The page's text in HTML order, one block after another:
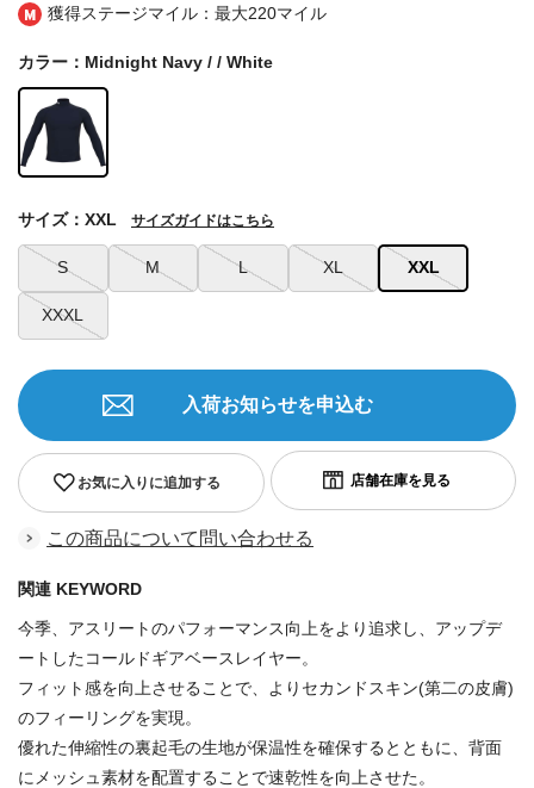
獲得ステージマイル：最大220マイル
カラー：Midnight Navy / / White
S M L XL XXL
XXXL
サイズ：XXL サイズガイドはこちら
お気に入りに追加する
入荷お知らせを申込む
この商品について問い合わせる
関連 KEYWORD
今季、アスリートのパフォーマンス向上をより追求し、アップデ
ートしたコールドギアベースレイヤー。
フィット感を向上させることで、よりセカンドスキン(第二の皮膚)
のフィーリングを実現。
優れた伸縮性の裏起毛の生地が保温性を確保するとともに、背面
にメッシュ素材を配置することで速乾性を向上させた。